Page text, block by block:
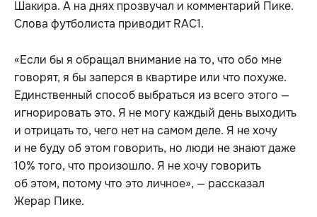
Шакира. А на днях прозвучал и комментарий Пике.
Слова футболиста приводит RAC1.
«Если бы я обращал внимание на то, что обо мне
говорят, я бы заперся в квартире или что похуже.
Единственный способ выбраться из всего этого —
игнорировать это. Я не могу каждый день выходить
и отрицать то, чего нет на самом деле. Я не хочу
и не буду об этом говорить, но люди не знают даже
10% того, что произошло. Я не хочу говорить
об этом, потому что это личное», — рассказал
Жерар Пике.